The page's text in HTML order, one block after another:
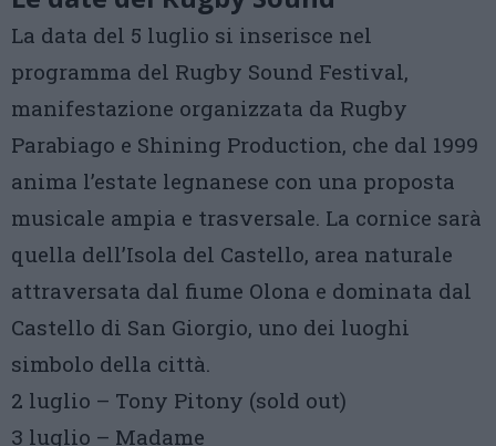
La data del 5 luglio si inserisce nel
programma del Rugby Sound Festival,
manifestazione organizzata da Rugby
Parabiago e Shining Production, che dal 1999
anima l’estate legnanese con una proposta
musicale ampia e trasversale. La cornice sarà
quella dell’Isola del Castello, area naturale
attraversata dal fiume Olona e dominata dal
Castello di San Giorgio, uno dei luoghi
simbolo della città.
2 luglio – Tony Pitony (sold out)
3 luglio – Madame